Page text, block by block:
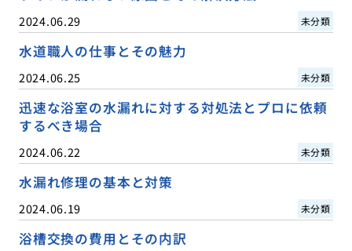
2024.06.29 未分類
水道職人の仕事とその魅力
2024.06.25 未分類
迅速な浴室の水漏れに対する対処法とプロに依頼
するべき場合
2024.06.22 未分類
水漏れ修理の基本と対策
2024.06.19 未分類
浴槽交換の費用とその内訳